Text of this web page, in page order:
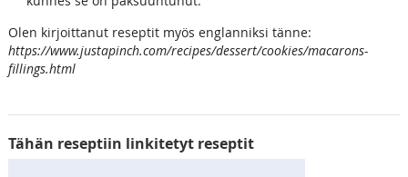
Olen kirjoittanut reseptit myös englanniksi tänne:
https://www.justapinch.com/recipes/dessert/cookies/macarons-
fillings.html
Tähän reseptiin linkitetyt reseptit